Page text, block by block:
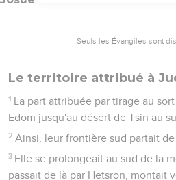
Seuls les Évangiles sont
Le territoire attribué à
1 La part attribuée par tirage au
Edom jusqu'au désert de Tsin au
2 Ainsi, leur frontière sud partait
3 Elle se prolongeait au sud de la
passait de là par Hetsron, montait